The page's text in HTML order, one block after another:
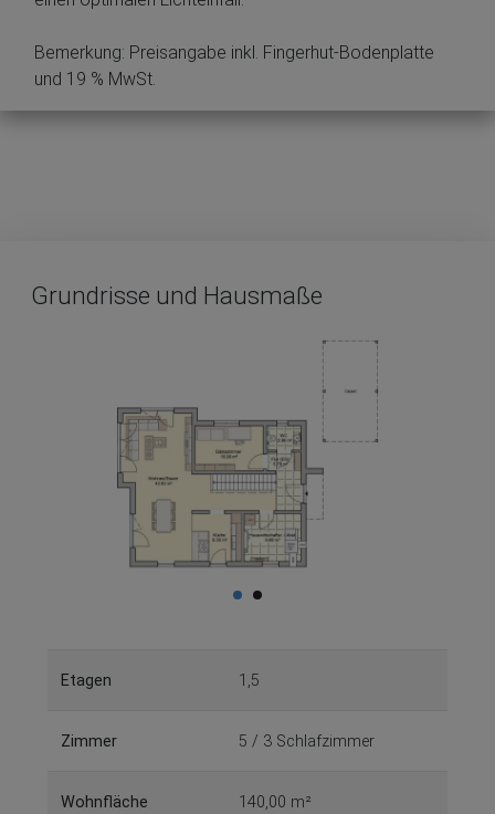
Bemerkung: Preisangabe inkl. Fingerhut-Bodenplatte
und 19 % MwSt.
Grundrisse und Hausmaße
Etagen 1,5
Zimmer 5 / 3 Schlafzimmer
Wohnfläche 140,00 m²